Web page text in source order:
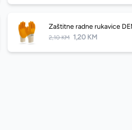
Zaštitne radne rukavice
2,10 KM 1,20 KM